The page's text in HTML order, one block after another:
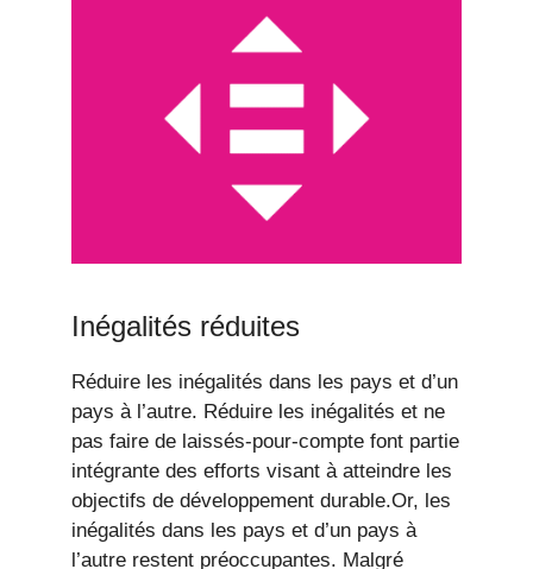
Inégalités réduites
Réduire les inégalités dans les pays et d’un
pays à l’autre. Réduire les inégalités et ne
pas faire de laissés-pour-compte font partie
intégrante des efforts visant à atteindre les
objectifs de développement durable.Or, les
inégalités dans les pays et d’un pays à
l’autre restent préoccupantes. Malgré